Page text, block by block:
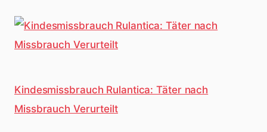
Kindesmissbrauch Rulantica: Täter nach
Missbrauch Verurteilt